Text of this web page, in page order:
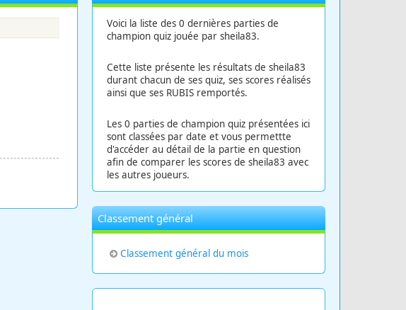
Voici la liste des 0 dernières parties de
champion quiz jouée par sheila83.
Cette liste présente les résultats de sheila83
durant chacun de ses quiz, ses scores réalisés
ainsi que ses RUBIS remportés.
Les 0 parties de champion quiz présentées ici
sont classées par date et vous permettte
d'accéder au détail de la partie en question
afin de comparer les scores de sheila83 avec
les autres joueurs.
Classement général
Classement général du mois